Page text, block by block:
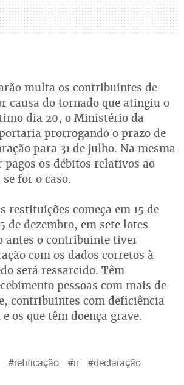
multa os contribuintes de
causa do tornado que atingiu o
dia 20, o Ministério da
prorrogando o prazo de
para 31 de julho. Na mesma
pagos os débitos relativos ao
for o caso.
restituições começa em 15 de
de dezembro, em sete lotes
antes o contribuinte tiver
com os dados corretos à
será ressarcido. Têm
pessoas com mais de
contribuintes com deficiência
os que têm doença grave.
#retificação #ir
#declaração